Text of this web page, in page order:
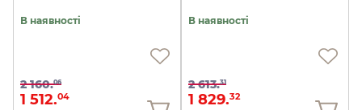
В наявності
2 160.06
1 512.04
В наявності
2 613.31
1 829.32